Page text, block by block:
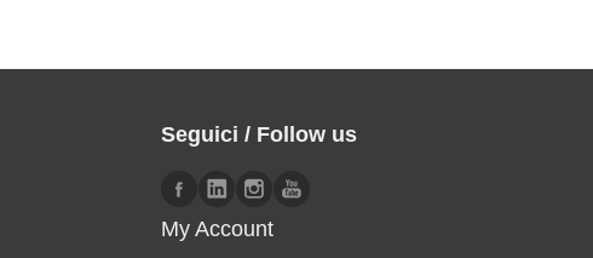
Seguici / Follow us
My Account